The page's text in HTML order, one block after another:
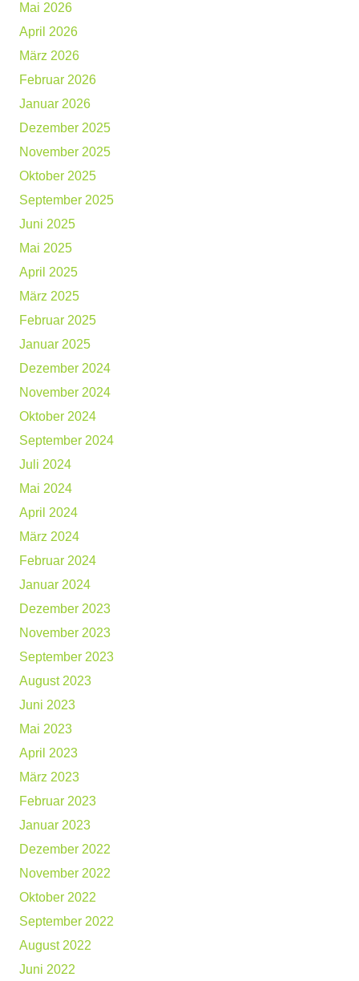
Mai 2026
April 2026
März 2026
Februar 2026
Januar 2026
Dezember 2025
November 2025
Oktober 2025
September 2025
Juni 2025
Mai 2025
April 2025
März 2025
Februar 2025
Januar 2025
Dezember 2024
November 2024
Oktober 2024
September 2024
Juli 2024
Mai 2024
April 2024
März 2024
Februar 2024
Januar 2024
Dezember 2023
November 2023
September 2023
August 2023
Juni 2023
Mai 2023
April 2023
März 2023
Februar 2023
Januar 2023
Dezember 2022
November 2022
Oktober 2022
September 2022
August 2022
Juni 2022